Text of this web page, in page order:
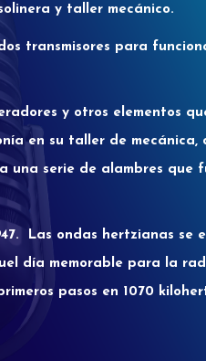
y taller mecánico.
transmisores para
y otros elementos
en su taller de mecánica,
una serie de alambres que
Las ondas hertzianas se
día memorable para la
pasos en 1070